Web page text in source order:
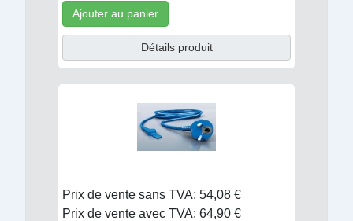
Ajouter au panier
Détails produit
Prix de vente sans TVA: 54,08 €
Prix de vente avec TVA: 64,90 €